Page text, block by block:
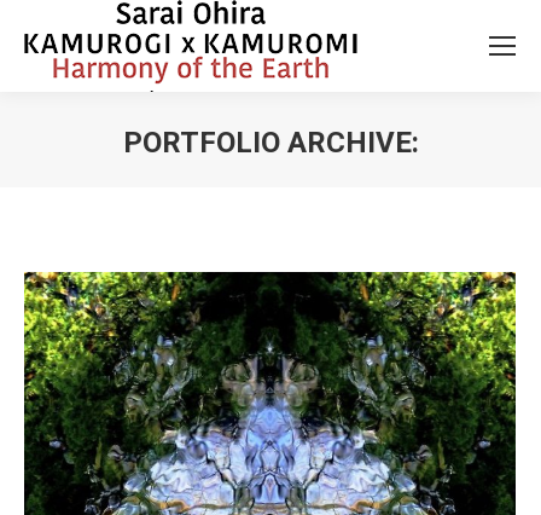
PORTFOLIO ARCHIVE: